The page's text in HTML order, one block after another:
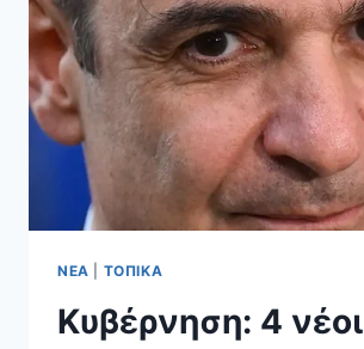
ΝΈΑ ΤΟΠΙΚΆ
Κυβέρνηση: 4 νέοι